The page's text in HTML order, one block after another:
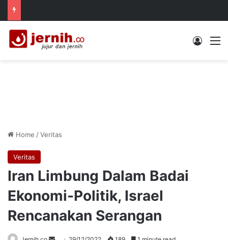
Log In
Home /Veritas
Veritas
Iran Limbung Dalam Badai
Ekonomi-Politik, Israel
Rencanakan Serangan